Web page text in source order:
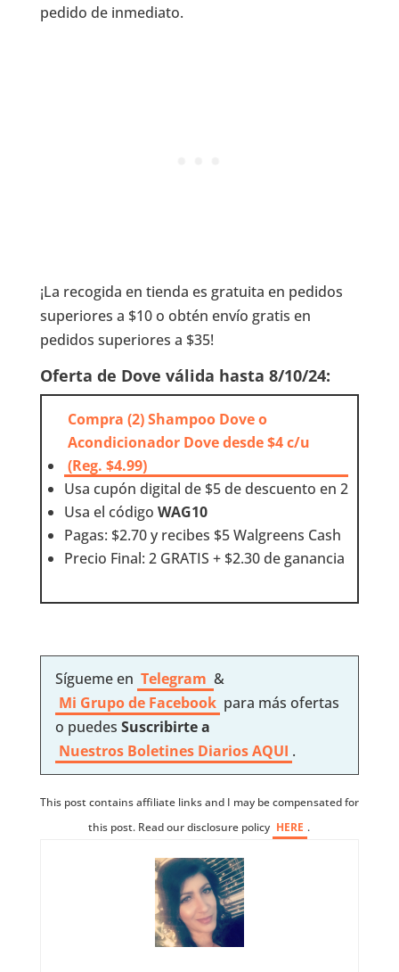
pedido de inmediato.
¡La recogida en tienda es gratuita en pedidos
superiores a $10 o obtén envío gratis en
pedidos superiores a $35!
Oferta de Dove válida hasta 8/10/24:
Compra (2) Shampoo Dove o
Acondicionador Dove desde $4 c/u
(Reg. $4.99)
Usa cupón digital de $5 de descuento en 2
Usa el códigoWAG10
Pagas: $2.70 y recibes $5 Walgreens Cash
Precio Final: 2 GRATIS + $2.30 de ganancia
Sígueme en Telegram &
Mi Grupo de Facebook para más ofertas
o puedes Suscribirte a
Nuestros Boletines Diarios AQUI .
This post contains affiliate links and I may be compensated for
this post. Read our disclosure policy HERE .